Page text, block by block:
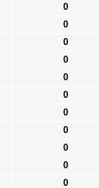
0
0
0
0
0
0
0
0
0
0
0